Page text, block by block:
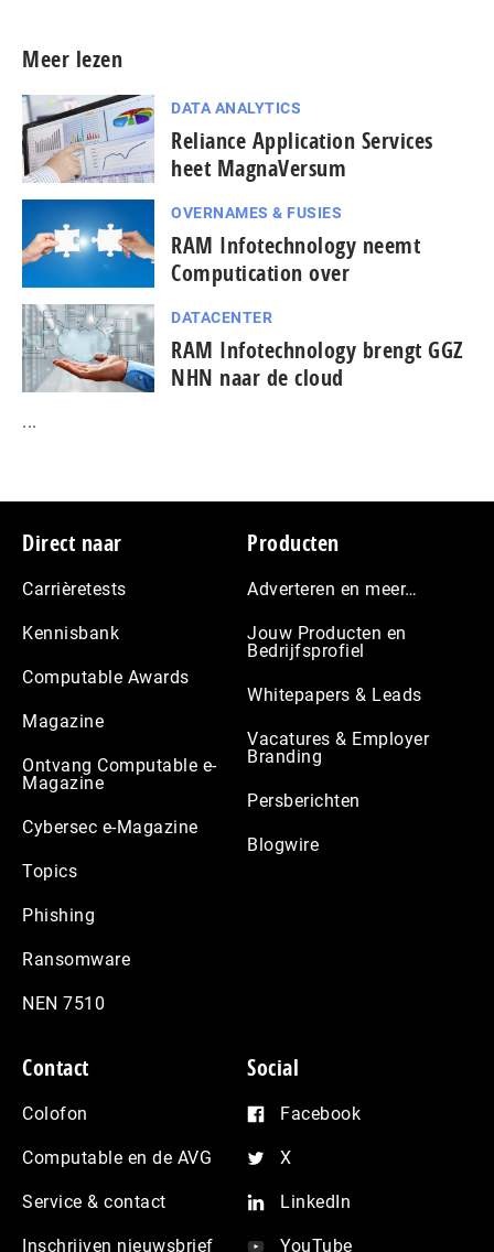
Meer lezen
DATA ANALYTICS
Reliance Application Services
heet MagnaVersum
OVERNAMES & FUSIES
RAM Infotechnology neemt
Computication over
DATACENTER
RAM Infotechnology brengt GGZ
NHN naar de cloud
...
Footer
Direct naar
Carrièretests
Kennisbank
Computable Awards
Magazine
Ontvang Computable e-
Magazine
Cybersec e-Magazine
Topics
Phishing
Ransomware
NEN 7510
Producten
Adverteren en meer…
Jouw Producten en
Bedrijfsprofiel
Whitepapers & Leads
Vacatures & Employer
Branding
Persberichten
Blogwire
Contact
Colofon
Computable en de AVG
Service & contact
Inschrijven nieuwsbrief
Social
Facebook
X
LinkedIn
YouTube